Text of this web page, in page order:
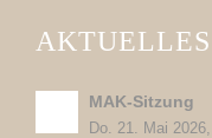
AKTUELLES
MAK-Sitzung
Do. 21. Mai